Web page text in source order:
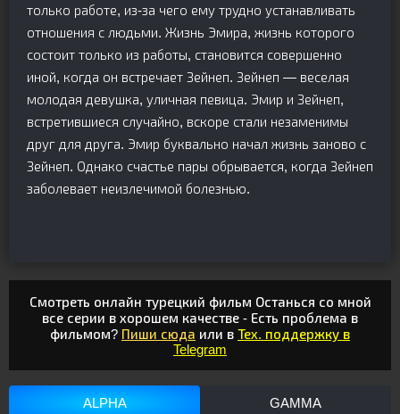
только работе, из-за чего ему трудно устанавливать
отношения с людьми. Жизнь Эмира, жизнь которого
состоит только из работы, становится совершенно
иной, когда он встречает Зейнеп. Зейнеп — веселая
молодая девушка, уличная певица. Эмир и Зейнеп,
встретившиеся случайно, вскоре стали незаменимы
друг для друга. Эмир буквально начал жизнь заново с
Зейнеп. Однако счастье пары обрывается, когда Зейнеп
заболевает неизлечимой болезнью.
Смотреть онлайн турецкий фильм Останься со мной
все серии в хорошем качестве - Есть проблема в
фильмом? Пиши сюда или в Тех. поддержку в
Telegram
ALPHA GAMMA